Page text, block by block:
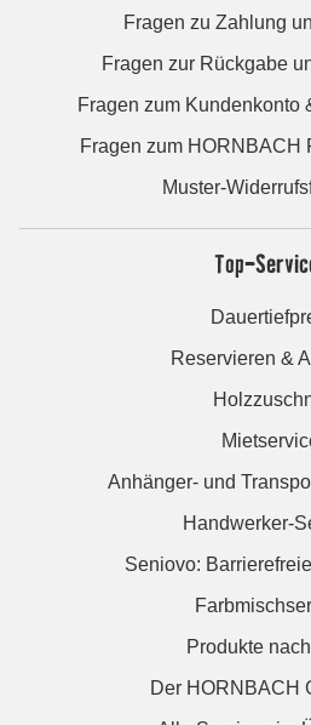
Fragen zu Zahlung
Fragen zur Rückgabe
Fragen zum Kundenkonto
Fragen zum HORNBACH
Muster-
Top-
Reservieren &
Anhänger- und
Handwerker-
Seniovo:
Produkte
Der HORNBACH